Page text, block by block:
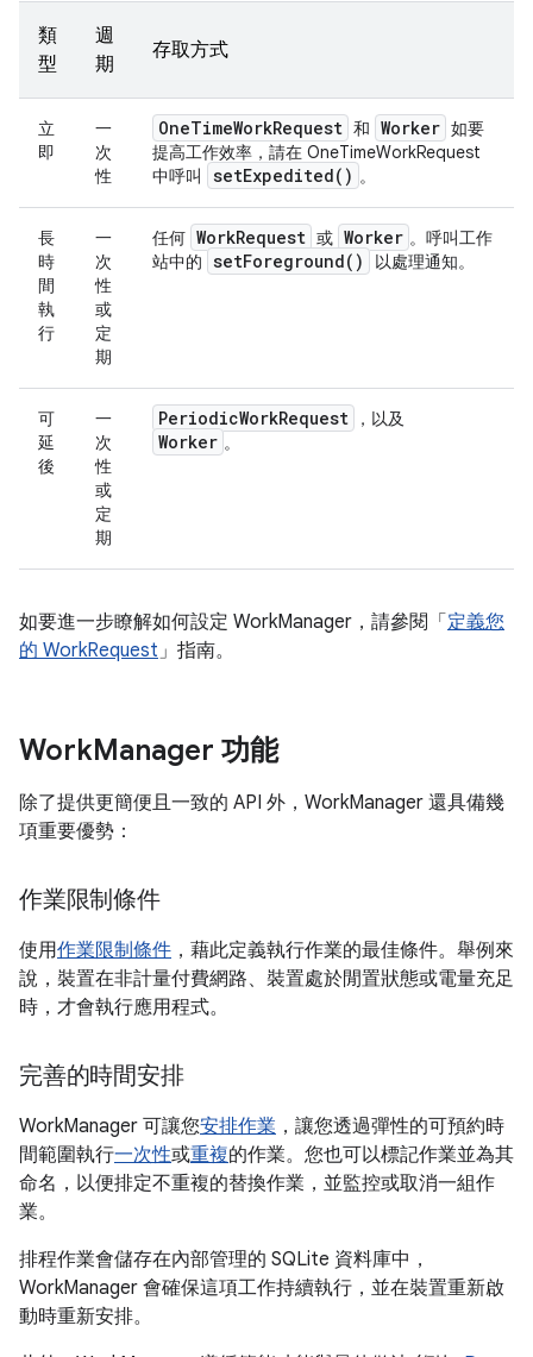
類
型
週
期
存取方式
立
即
一
次
性
OneTimeWorkRequest 和 Worker 如要
提高工作效率，請在 OneTimeWorkRequest
中呼叫
setExpedited( ) 。
長
時
間
執
行
一
次
性
或
定
期
任何 WorkRequest 或 Worker 。呼叫工作
站中的 setForeground( ) 以處理通知。
可
延
後
一
次
性
或
定
期
PeriodicWorkRequest ，以及
Worker 。
如要進一步瞭解如何設定 WorkManager，請參閱「 定義您
的 WorkRequest」指南。
WorkManager 功能
除了提供更簡便且一致的 API 外，WorkManager 還具備幾
項重要優勢：
作業限制條件
使用作業限制條件 ，藉此定義執行作業的最佳條件。舉例來
說，裝置在非計量付費網路、裝置處於閒置狀態或電量充足
時，才會執行應用程式。
完善的時間安排
WorkManager 可讓您安排作業 ，讓您透過彈性的可預約時
間範圍執行一次性或重複的作業。您也可以標記作業並為其
命名，以便排定不重複的替換作業，並監控或取消一組作
業。
排程作業會儲存在內部管理的 SQLite 資料庫中，
WorkManager 會確保這項工作持續執行，並在裝置重新啟
動時重新安排。